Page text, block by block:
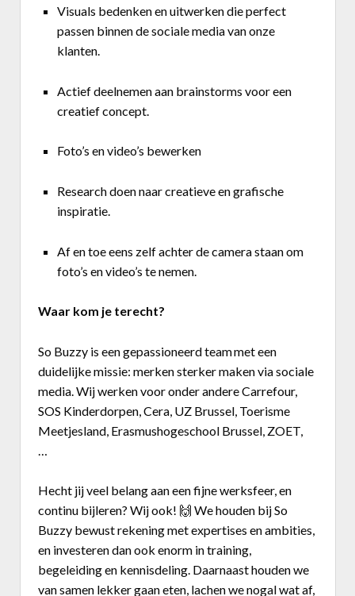
Visuals bedenken en uitwerken die perfect
passen binnen de sociale media van onze
klanten.
Actief deelnemenaan brainstorms voor een
creatief concept.
Foto’s en video’s bewerken
Research doen naar creatieve en grafische
inspiratie.
Af en toe eens zelf achter de camerastaanom
foto’s en video’s te nemen.
Waar kom je terecht?
So Buzzy is een gepassioneerd teammet een
duidelijke missie: merken sterker maken via sociale
media. Wij werken voor onder andere Carrefour,
SOS Kinderdorpen, Cera, UZ Brussel, Toerisme
Meetjesland, Erasmushogeschool Brussel, ZOET,
…
Hecht jij veel belang aan een fijne werksfeer, en
continu bijleren? Wij ook! 🙌 We houden bij So
Buzzy bewust rekening met expertises en ambities,
en investeren dan ook enorm in training,
begeleiding en kennisdeling. Daarnaast houden we
van samen lekker gaan eten, lachen we nogal wat af,